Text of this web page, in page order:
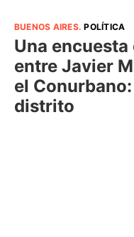
BUENOS AIRES.POLÍTICA
Una
entre Javier
el
distrito